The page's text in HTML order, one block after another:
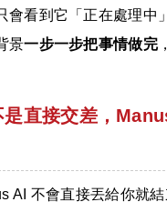
會看到它「正在處理中
景一步一步把事情做完
是直接交差，
AI 不會直接丟給你就結